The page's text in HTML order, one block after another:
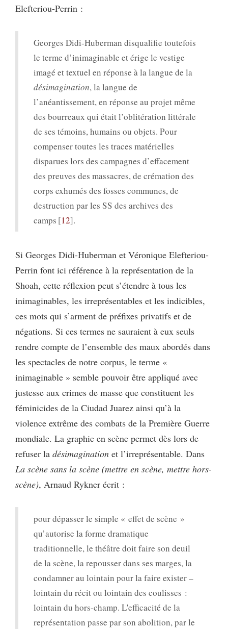
Elefteriou-Perrin :
Georges Didi-Huberman disqualifie toutefois
le terme d’inimaginable et érige le vestige
imagé et textuel en réponse à la langue de la
désimagination, la langue de
l’anéantissement, en réponse au projet même
des bourreaux qui était l’oblitération littérale
de ses témoins, humains ou objets. Pour
compenser toutes les traces matérielles
disparues lors des campagnes d’effacement
des preuves des massacres, de crémation des
corps exhumés des fosses communes, de
destruction par les SS des archives des
camps 12 .
Si Georges Didi-Huberman et Véronique Elefteriou-
Perrin font ici référence à la représentation de la
Shoah, cette réflexion peut s’étendre à tous les
inimaginables, les irreprésentables et les indicibles,
ces mots qui s’arment de préfixes privatifs et de
négations. Si ces termes ne sauraient à eux seuls
rendre compte de l’ensemble des maux abordés dans
les spectacles de notre corpus, le terme «
inimaginable » semble pouvoir être appliqué avec
justesse aux crimes de masse que constituent les
féminicides de la Ciudad Juarez ainsi qu’à la
violence extrême des combats de la Première Guerre
mondiale. La graphie en scène permet dès lors de
refuser la désimagination et l’irreprésentable. Dans
La scène sans la scène (mettre en scène, mettre hors-
scène), Arnaud Rykner écrit :
pour dépasser le simple « effet de scène »
qu’autorise la forme dramatique
traditionnelle, le théâtre doit faire son deuil
de la scène, la repousser dans ses marges, la
condamner au lointain pour la faire exister –
lointain du récit ou lointain des coulisses :
lointain du hors-champ. L'efficacité de la
représentation passe par son abolition, par le